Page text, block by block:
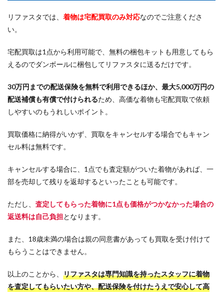
リファスタでは、 着物は宅配買取のみ対応なのでご注意くださ
い。
宅配買取は1点から利用可能で、無料の梱包キットも用意してもら
えるのでダンボールに梱包してリファスタに送るだけです。
30万円までの配送保険を無料で利用できるほか、最大5,000万円の
配送補償も有償で付けられるため、高価な着物も宅配買取で依頼
しやすいのもうれしいポイント。
買取価格に納得がいかず、買取をキャンセルする場合でもキャン
セル料は無料です。
キャンセルする場合に、1点でも査定額がついた着物があれば、一
部を売却して残りを返却するといったことも可能です。
ただし、 査定してもらった着物に1点も価格がつかなかった場合の
返送料は自己負担となります。
また、18歳未満の場合は親の同意書があっても買取を受け付けて
もらうことはできません。
以上のことから、 リファスタは専門知識を持ったスタッフに着物
を査定してもらいたい方や、配送保険を付けたうえで安心して高